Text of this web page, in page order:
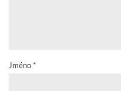
Jméno *